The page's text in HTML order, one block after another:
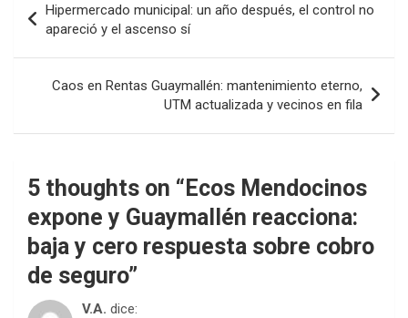
de
entradas
Hipermercado municipal: un año después, el control no
apareció y el ascenso sí
Caos en Rentas Guaymallén: mantenimiento eterno,
UTM actualizada y vecinos en fila
5 thoughts on “ Ecos Mendocinos
expone y Guaymallén reacciona:
baja y cero respuesta sobre cobro
de seguro”
V.A. dice: